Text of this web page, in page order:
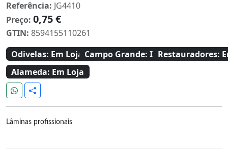
Referência: JG4410
Preço: 0,75 €
GTIN: 8594155110261
Odivelas: Em Loja Campo Grande: Indisponivel
Restauradores:
Alameda: Em Loja
Lâminas profissionais